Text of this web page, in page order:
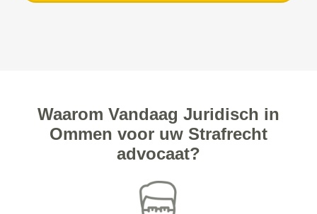
Waarom Vandaag Juridisch in
Ommen voor uw Strafrecht
advocaat?